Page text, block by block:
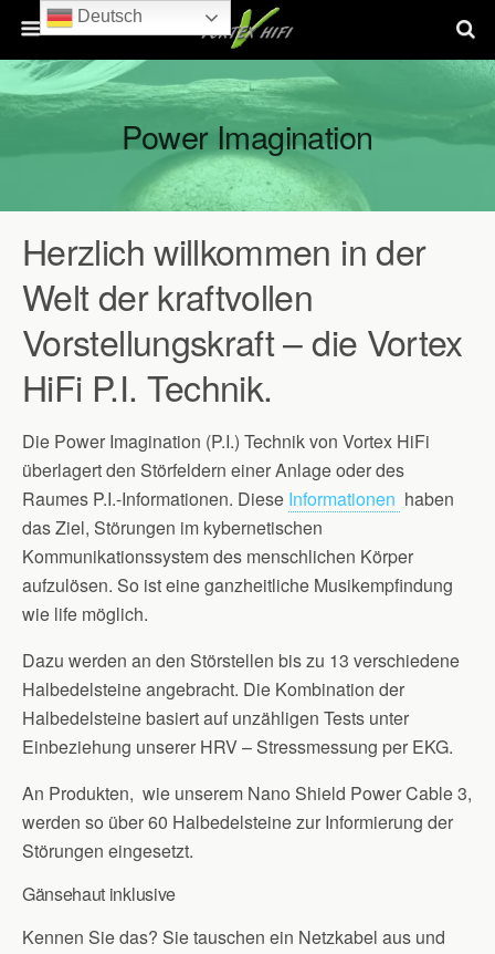
Power Imagination
Herzlich willkommen in der
Welt der kraftvollen
Vorstellungskraft – die Vortex
HiFi P.I. Technik.
Die Power Imagination (P.I.) Technik von Vortex HiFi
überlagert den Störfeldern einer Anlage oder des
Raumes P.I.-Informationen. Diese Informationen haben
das Ziel, Störungen im kybernetischen
Kommunikationssystem des menschlichen Körper
aufzulösen. So ist eine ganzheitliche Musikempfindung
wie life möglich.
Dazu werden an den Störstellen bis zu 13 verschiedene
Halbedelsteine angebracht. Die Kombination der
Halbedelsteine basiert auf unzähligen Tests unter
Einbeziehung unserer HRV – Stressmessung per EKG.
An Produkten, wie unserem Nano Shield Power Cable 3,
werden so über 60 Halbedelsteine zur Informierung der
Störungen eingesetzt.
Gänsehaut inklusive
Kennen Sie das? Sie tauschen ein Netzkabel aus und
Deutsch